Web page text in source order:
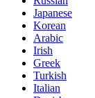
Japanese
Korean
Arabic
Irish
Greek
Turkish
Italian